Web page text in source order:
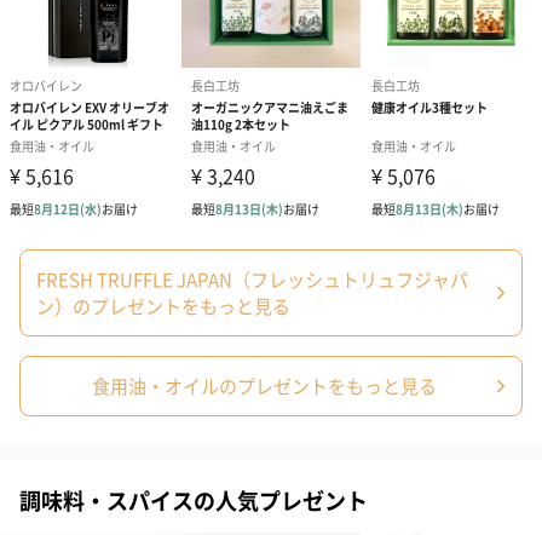
紙袋・小（高さ20×幅16×マ
チ8cm）（220円）
紙袋・大（高さ21×幅25×マ
FRESH TRUFFLE JAPAN（フレッシュトリュフジャパ
ン）のプレゼントをもっと見る
食用油・オイルのプレゼントをもっと見る
調味料・スパイスの人気プレゼント